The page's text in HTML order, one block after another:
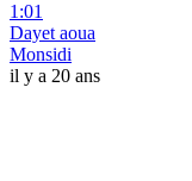
1:01
Dayet aoua
Monsidi
il y a 20 ans